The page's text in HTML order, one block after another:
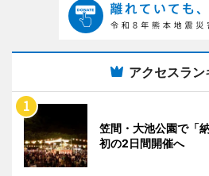
アクセスラン
笠間・大池公園で「
初の2日間開催へ